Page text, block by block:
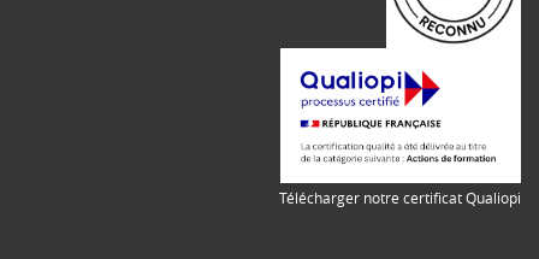
Télécharger notre certificat Qualiopi